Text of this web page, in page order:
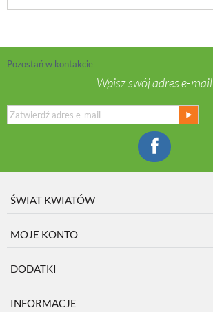
Pozostań w kontakcie
Wpisz swój adres e-mail
ŚWIAT KWIATÓW
MOJE KONTO
DODATKI
INFORMACJE